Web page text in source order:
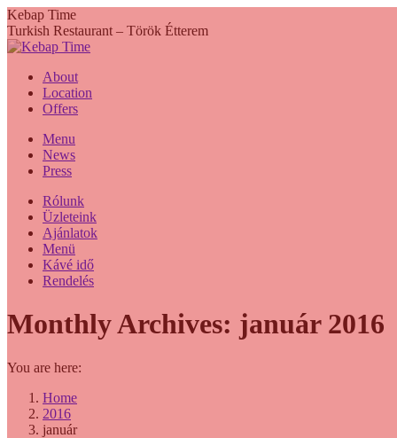
Skip
to
content
Kebap Time
Turkish Restaurant – Török Étterem
About
Location
Offers
Menu
News
Press
Rólunk
Üzleteink
Ajánlatok
Menü
Kávé idő
Rendelés
Monthly Archives: január 2016
You are here:
Home
2016
január